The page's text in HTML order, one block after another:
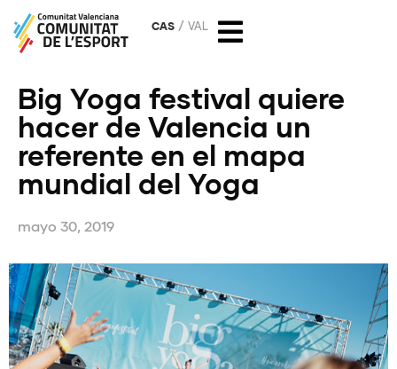
CAS VAL
Big Yoga festival quiere
hacer de Valencia un
referente en el mapa
mundial del Yoga
mayo 30, 2019